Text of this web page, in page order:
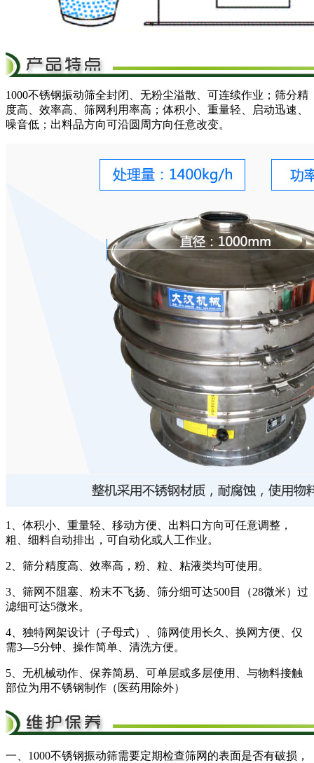
1000不锈钢振动筛全封闭、无粉尘溢散、可连续作业；筛分精
度高、效率高、筛网利用率高；体积小、重量轻、启动迅速、
噪音低；出料品方向可沿圆周方向任意改变。
1、体积小、重量轻、移动方便、出料口方向可任意调整，
粗、细料自动排出，可自动化或人工作业。
2、筛分精度高、效率高，粉、粒、粘液类均可使用。
3、筛网不阻塞、粉末不飞扬、筛分细可达500目（28微米）过
滤细可达5微米。
4、独特网架设计（子母式）、筛网使用长久、换网方便、仅
需3—5分钟、操作简单、清洗方便。
5、无机械动作、保养简易、可单层或多层使用、与物料接触
部位为用不锈钢制作（医药用除外）
一、1000不锈钢振动筛需要定期检查筛网的表面是否有破损，